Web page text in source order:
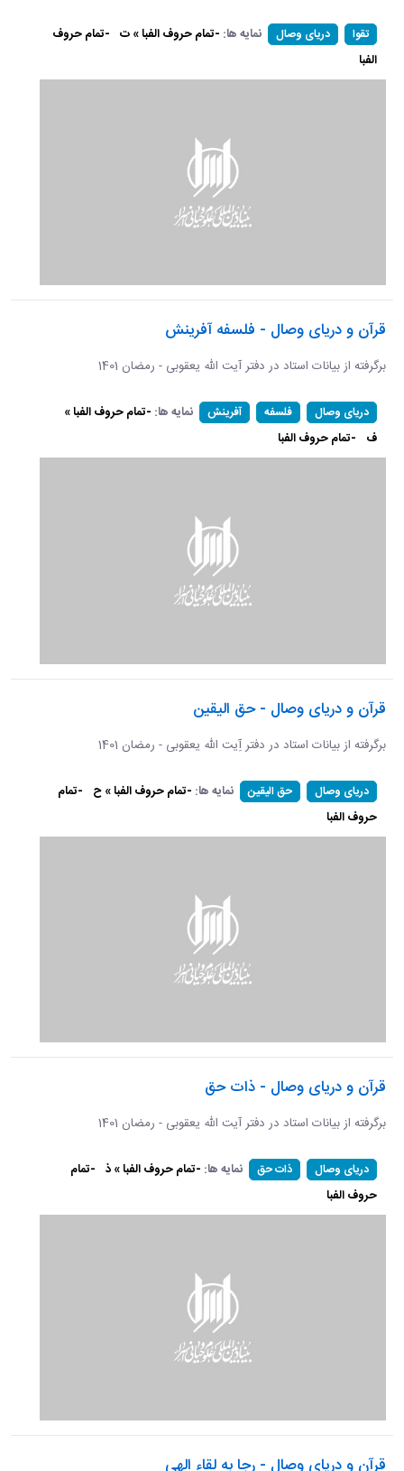
تقوا دریای وصال نمایه ها: -تمام حروف الفبا » ت -تمام حروف
الفبا
قرآن و دریای وصال - فلسفه آفرینش
برگرفته از بیانات استاد در دفتر آیت الله یعقوبی - رمضان 1401
دریای وصال فلسفه آفرینش نمایه ها: -تمام حروف الفبا »
ف -تمام حروف الفبا
قرآن و دریای وصال - حق الیقین
برگرفته از بیانات استاد در دفتر آِیت الله یعقوبی - رمضان 1401
دریای وصال حق الیقین نمایه ها: -تمام حروف الفبا » ح -تمام
حروف الفبا
قرآن و دریای وصال - ذات حق
برگرفته از بیانات استاد در دفتر آیت الله یعقوبی - رمضان 1401
دریای وصال ذات حق نمایه ها: -تمام حروف الفبا » ذ -تمام
حروف الفبا
قرآن و دریای وصال - رجا به لقاء الهی